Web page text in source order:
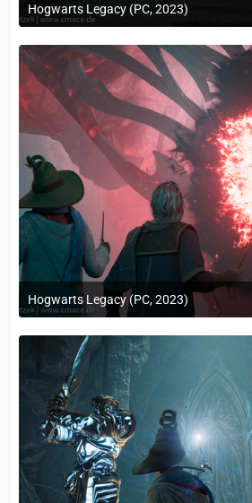
Hogwarts Legacy (PC, 2023)
24. Februar 2023 um 10:12
Hogwarts Legacy (PC, 2023)
24. Februar 2023 um 10:12